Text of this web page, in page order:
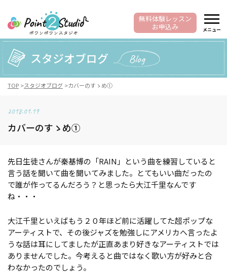
メニュー
無料体験レッスン
お申込み
スタジオブログ Blog
TOP スタジオブログ カバーのすゝめ①
2018.01.19
カバーのすゝめ①
先日生徒さんが秦基博の「RAIN」という曲を練習していると
言う話を聞いて曲を聞いてみました。とてもいい曲だったの
で誰が作ってるんだろう？と思ったら大江千里なんです
ね・・・
大江千里といえばもう２０年ほど前に活躍してた超ポップな
アーティストで、その後ジャズを勉強しにアメリカへ言ったよ
うな話は耳にしてましたが正直あまり好きなアーティストでは
ありませんでした。今考えると曲ではなく歌い方が好みと合
わなかったのでしょう。